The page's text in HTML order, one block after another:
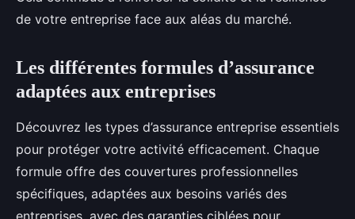
de votre entreprise face aux aléas du marché.
Les différentes formules d’assurance
adaptées aux entreprises
Découvrez les types d’assurance entreprise essentiels
pour protéger votre activité efficacement. Chaque
formule offre des couvertures professionnelles
spécifiques, adaptées aux besoins variés des